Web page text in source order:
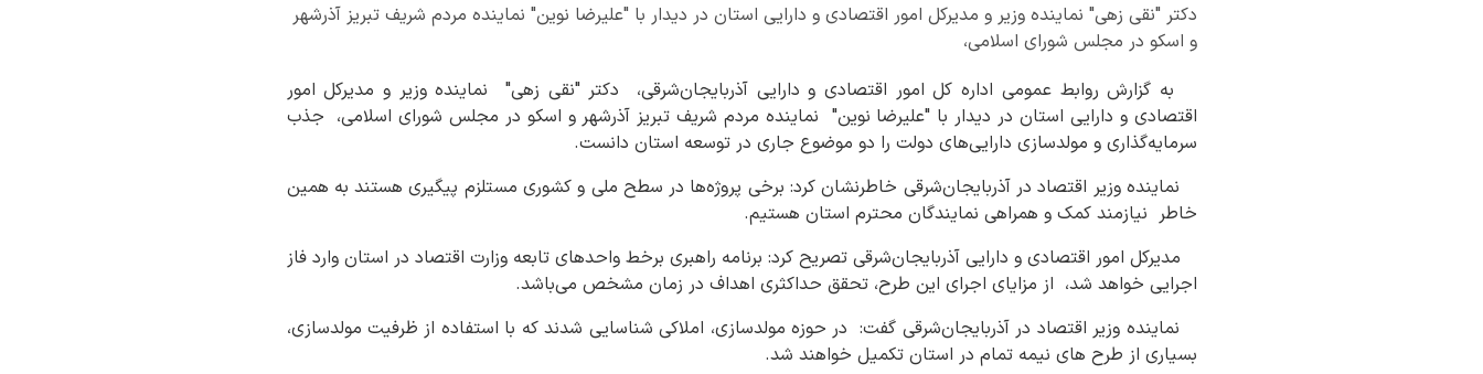
دکتر "نقی زهی" نماینده وزیر و مدیرکل امور اقتصادی و دارایی استان در دیدار با "علیرضا نوین" نماینده مردم شریف تبریز آذرشهر
و اسکو در مجلس شورای اسلامی،
به گزارش روابط عمومی اداره کل امور اقتصادی و دارایی آذربایجان‌شرقی، دکتر "نقی زهی" نماینده وزیر و مدیرکل امور
اقتصادی و دارایی استان در دیدار با "علیرضا نوین" نماینده مردم شریف تبریز آذرشهر و اسکو در مجلس شورای اسلامی، جذب
سرمایه‌گذاری و مولدسازی دارایی‌های دولت را دو موضوع جاری در توسعه استان دانست.
نماینده وزیر اقتصاد در آذربایجان‌شرقی خاطرنشان کرد: برخی پروژه‌ها در سطح ملی و کشوری مستلزم پیگیری هستند به همین
خاطر نیازمند کمک و همراهی نمایندگان محترم استان هستیم.
مدیرکل امور اقتصادی و دارایی آذربایجان‌شرقی تصریح کرد: برنامه راهبری برخط واحدهای تابعه وزارت اقتصاد در استان وارد فاز
اجرایی خواهد شد، از مزایای اجرای این طرح، تحقق حداکثری اهداف در زمان مشخص می‌باشد.
نماینده وزیر اقتصاد در آذربایجان‌شرقی گفت: در حوزه مولدسازی، املاکی شناسایی شدند که با استفاده از ظرفیت مولدسازی،
بسیاری از طرح های نیمه تمام در استان تکمیل خواهند شد.